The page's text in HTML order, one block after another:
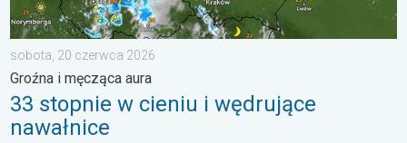
sobota, 20 czerwca 2026
Groźna i męcząca aura
33 stopnie w cieniu i wędrujące
nawałnice